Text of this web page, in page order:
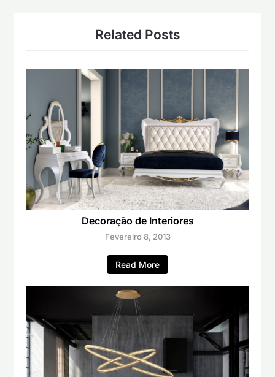
Related Posts
Decoração de Interiores
Fevereiro 8, 2013
Read More